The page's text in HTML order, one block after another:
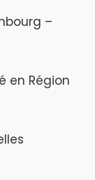
–
en Région